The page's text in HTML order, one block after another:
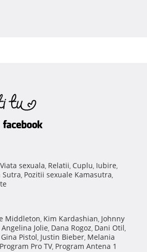
Viata sexuala, Relatii, Cuplu, Iubire,
Sutra, Pozitii sexuale Kamasutra,
Middleton, Kim Kardashian, Johnny
Angelina Jolie, Dana Rogoz, Dani Otil,
Gina Pistol, Justin Bieber, Melania
Program Pro TV, Program Antena 1